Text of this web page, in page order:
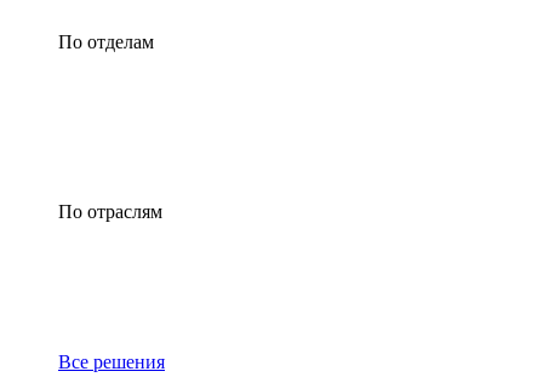
По отделам
По отраслям
Все решения